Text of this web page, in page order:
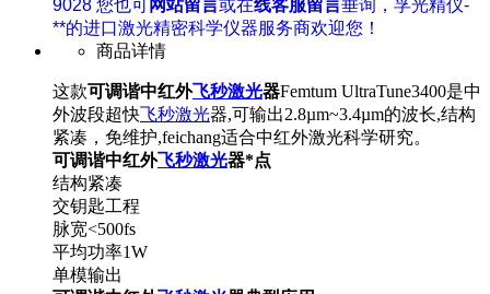
9028 您也可网站留言或在线客服留言垂询，孚光精仪-
**的进口激光精密科学仪器服务商欢迎您！
商品详情
这款可调谐中红外飞秒激光器Femtum UltraTune3400是中
外波段超快飞秒激光器,可输出2.8µm~3.4µm的波长,结构
紧凑，免维护,feichang适合中红外激光科学研究。
可调谐中红外飞秒激光器*点
结构紧凑
交钥匙工程
脉宽<500fs
平均功率1W
单模输出